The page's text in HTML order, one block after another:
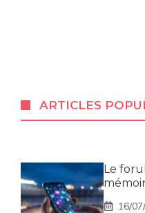
ARTICLES
Le
16/